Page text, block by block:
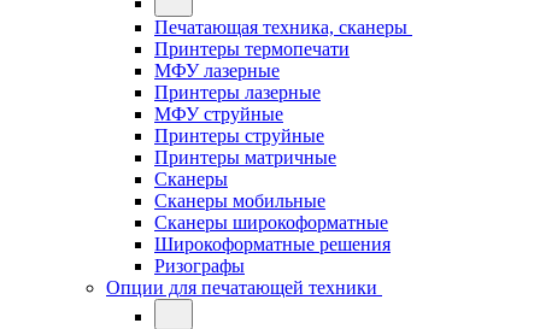
Печатающая техника, сканеры
Принтеры термопечати
МФУ лазерные
Принтеры лазерные
МФУ струйные
Принтеры струйные
Принтеры матричные
Сканеры
Сканеры мобильные
Сканеры широкоформатные
Широкоформатные решения
Ризографы
Опции для печатающей техники